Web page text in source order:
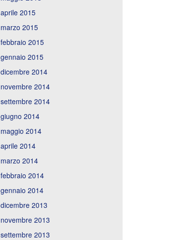
aprile 2015
marzo 2015
febbraio 2015
gennaio 2015
dicembre 2014
novembre 2014
settembre 2014
giugno 2014
maggio 2014
aprile 2014
marzo 2014
febbraio 2014
gennaio 2014
dicembre 2013
novembre 2013
settembre 2013